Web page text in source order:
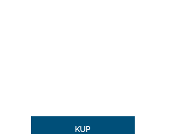
KUP